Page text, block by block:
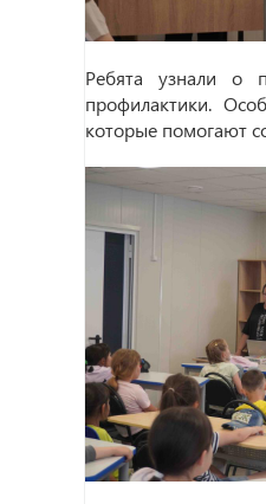
Ребята узнали о
профилактики.
которые помогают